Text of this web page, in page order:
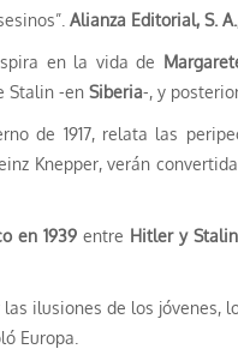
Alianza Editorial, S.
en la vida de
Stalin -en Siberia-, y
de 1917, relata las
Knepper, verán
en 1939 entre Hitler y Stalin
ilusiones de los jóvenes,
Europa.